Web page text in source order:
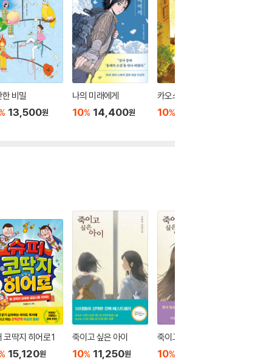
비밀
13,500원
나의 미래에게
10% 14,400원
카오스, 치즈, 턱시도
10%
코딱지 히어로 1
15,120원
죽이고 싶은 아이
10% 11,250원
죽이고 싶은 아이 2
10%